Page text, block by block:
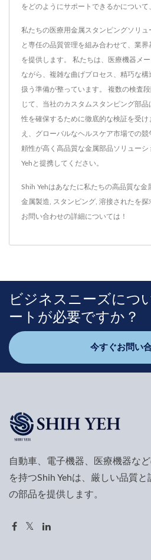
をどのようにサポートできるかについて
私たちの医療用金属スタンピングソリ
と専任の品質管理を組み合わせて、業
を提供します。 私たちは、医療機器メ
ながら、複雑な曲げプロセス、精巧な
扱う準備が整っています。 複数の検査
じて、当社のカスタムスタンピング部
性を確保するために徹底的な検証を受
え、グローバルなヘルスケア市場での
頼性が高く高品質な金属部品ソリュー
Yehと提携してください。
Shih Yehはあなたに私たちの高品質な金
金属製造 スタンピング 溶接されたを探
お問い合わせの詳細については！
ビジネスニーズにつ
ートが必要ですか？
今すぐお問い
自動車、電子機器、医療機器な
を持つShih Yehは、厳しい品質
の部品を提供します。